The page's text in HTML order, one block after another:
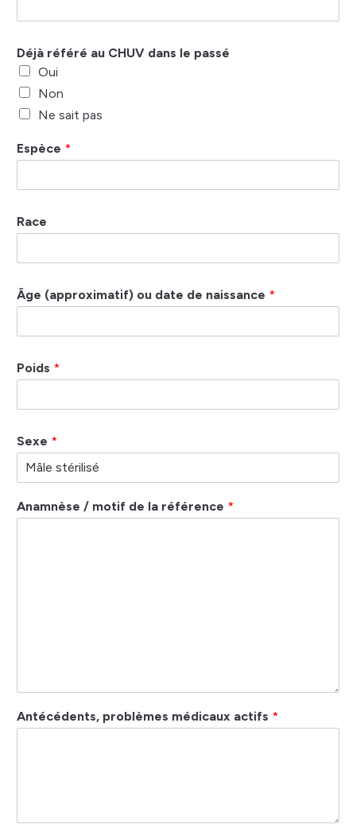
Déjà référé au CHUV dans le passé
Oui
Non
Ne sait pas
Espèce *
Race
Âge (approximatif) ou date de naissance *
Poids *
Sexe *
Anamnèse / motif de la référence *
Antécédents, problèmes médicaux actifs *